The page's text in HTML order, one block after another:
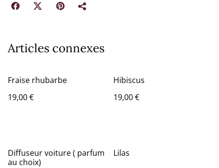
Articles connexes
Fraise rhubarbe
19,00 €
Hibiscus
19,00 €
Diffuseur voiture ( parfum
au choix)
Lilas